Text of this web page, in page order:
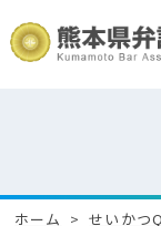
ホーム
せいかつ